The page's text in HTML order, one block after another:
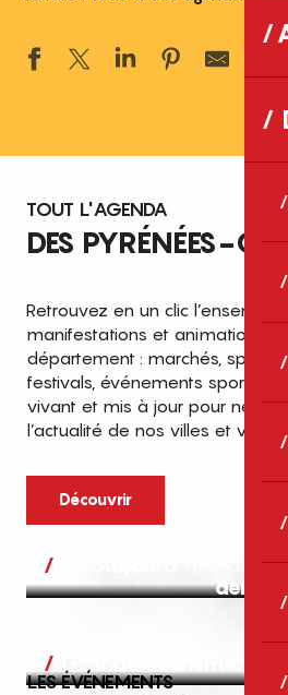
TOUT L'AGENDA
DES PYRÉNÉES-
Retrouvez en un clic l’ensemble
manifestations et animations
département : marchés,
festivals, événements sportifs et
vivant et mis à jour pour ne
l’actualité de nos villes et villages.
Découvrir
Aujourd’hui,
demain
Grands événements
LES ÉVÉNEMENTS